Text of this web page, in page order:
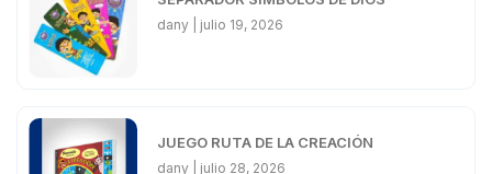
dany julio 19, 2026
JUEGO RUTA DE LA CREACIÓN
dany julio 28, 2026